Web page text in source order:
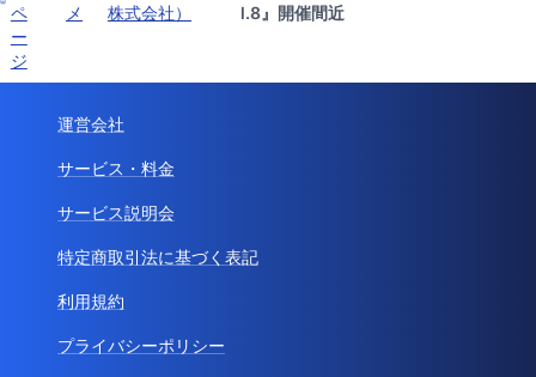
ペ
ー
ジ
メ
株式会社）
l.8』開催間近
運営会社
サービス・料金
サービス説明会
特定商取引法に基づく表記
利用規約
プライバシーポリシー